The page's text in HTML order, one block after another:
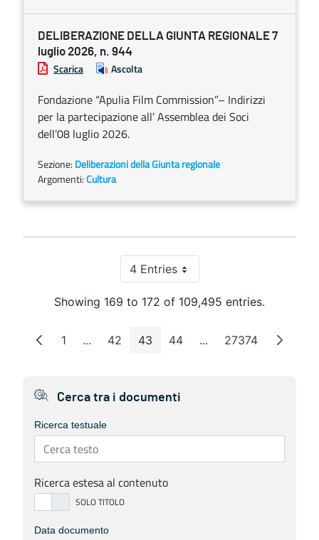
DELIBERAZIONE DELLA GIUNTA REGIONALE 7
luglio 2026, n. 944
Scarica Ascolta
Fondazione “Apulia Film Commission”– Indirizzi
per la partecipazione all’ Assemblea dei Soci
dell’08 luglio 2026.
Sezione: Deliberazioni della Giunta regionale
Argomenti:Cultura
4 EntriesPer Page
Showing 169 to 172 of 109,495 entries.
Page
1 ...Intermediate Pages
Page
42 Page
43 Page
44 ...Intermediate Pages
Page
27374
Cerca tra i documenti
Ricerca testuale
Ricerca estesa al contenuto
Data documento